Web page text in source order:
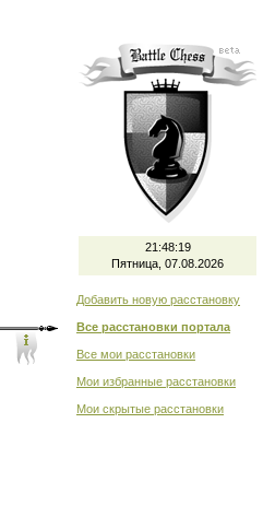
21:48:19
Пятница, 07.08.2026
Добавить новую расстановку
Все расстановки портала
Все мои расстановки
Мои избранные расстановки
Мои скрытые расстановки